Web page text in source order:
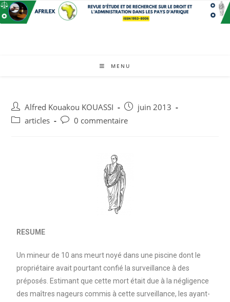
MENU
Alfred Kouakou KOUASSI
juin 2013
articles
0 commentaire
RESUME
Un mineur de 10 ans meurt noyé dans une piscine dont le
propriétaire avait pourtant confié la surveillance à des
préposés. Estimant que cette mort était due à la négligence
des maîtres nageurs commis à cette surveillance, les ayant-